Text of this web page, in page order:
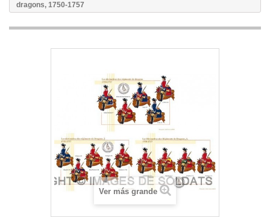
dragons, 1750-1757
Ver más grande